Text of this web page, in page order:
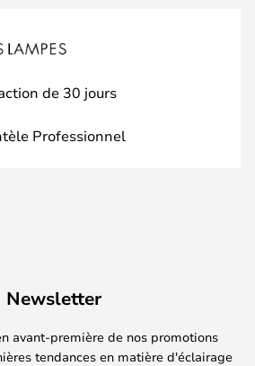
de 30 jours
Professionnel
Newsletter
avant-première de nos promotions
tendances en matière d'éclairage